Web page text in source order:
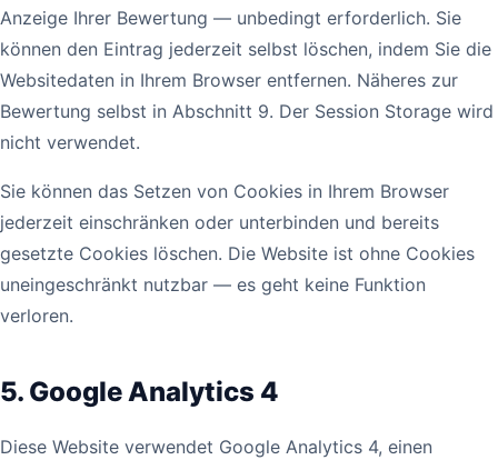
Anzeige Ihrer Bewertung — unbedingt erforderlich. Sie
können den Eintrag jederzeit selbst löschen, indem Sie die
Websitedaten in Ihrem Browser entfernen. Näheres zur
Bewertung selbst in Abschnitt 9. Der Session Storage wird
nicht verwendet.
Sie können das Setzen von Cookies in Ihrem Browser
jederzeit einschränken oder unterbinden und bereits
gesetzte Cookies löschen. Die Website ist ohne Cookies
uneingeschränkt nutzbar — es geht keine Funktion
verloren.
5. Google Analytics 4
Diese Website verwendet Google Analytics 4, einen